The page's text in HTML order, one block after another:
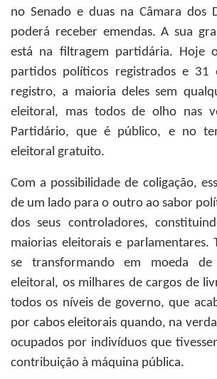
no Senado e duas na Câmara dos
poderá receber emendas. A sua
está na filtragem partidária. Hoje
partidos políticos registrados e 31
registro, a maioria deles sem
eleitoral, mas todos de olho nas
Partidário, que é público, e no
eleitoral gratuito.
Com a possibilidade de coligação,
de um lado para o outro ao sabor
dos seus controladores,
maiorias eleitorais e parlamentares.
se transformando em moeda
eleitoral, os milhares de cargos de
todos os níveis de governo, que
por cabos eleitorais quando, na
ocupados por indivíduos que
contribuição à máquina pública.